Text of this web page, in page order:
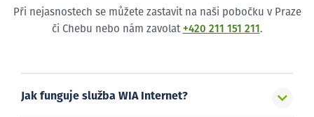
Při nejasnostech se můžete zastavit na naši pobočku v Praze
či Chebu nebo nám zavolat +420 211 151 211 .
Jak funguje služba WIA Internet?